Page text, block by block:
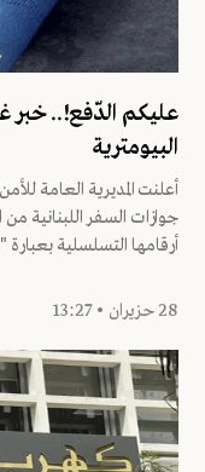
عليكم الدّفع!.. خبر
البيومترية
أعلنت المديرية العامة
أرقامها التسلسلية بعبارة "RL"، وذلك عند دخول حامليها إلى الأراضي...
28 حزيران • 13:27